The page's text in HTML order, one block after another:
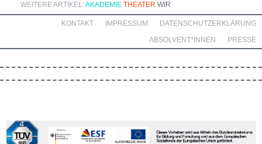
WEITERE ARTIKEL: AKADEMIE THEATER WIR
DATENSCHUTZERKLÄRUNG
IMPRESSUM
KONTAKT
PRESSE
ABSOLVENT*INNEN